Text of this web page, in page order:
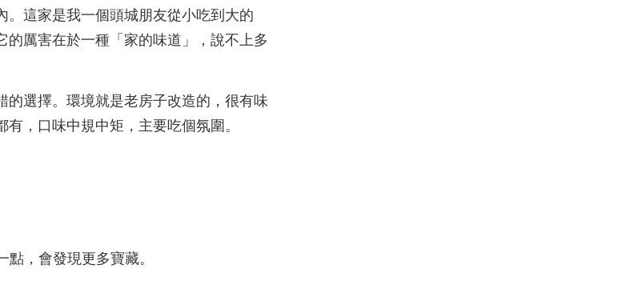
這家是我一個頭城朋友從小吃到大的
厲害在於一種「家的味道」，說不上多
選擇。環境就是老房子改造的，很有味
，口味中規中矩，主要吃個氛圍。
，會發現更多寶藏。